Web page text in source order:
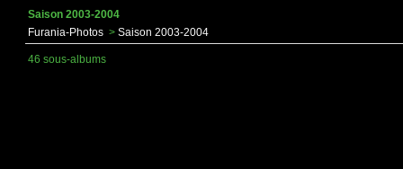
Saison 2003-2004
Furania-Photos > Saison 2003-2004
46 sous-albums